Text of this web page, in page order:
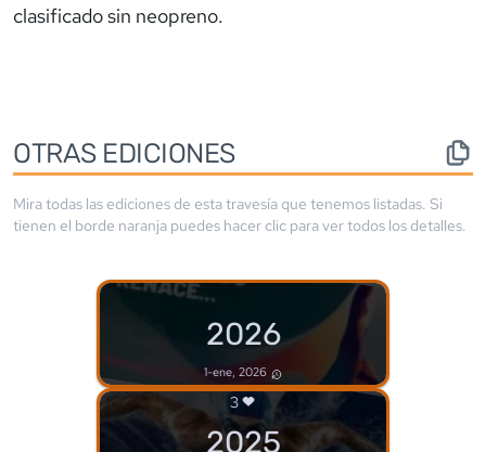
clasificado sin neopreno.
OTRAS EDICIONES
Mira todas las ediciones de esta travesía que tenemos listadas. Si
tienen el borde naranja puedes hacer clic para ver todos los detalles.
2026
1-ene, 2026
3
2025